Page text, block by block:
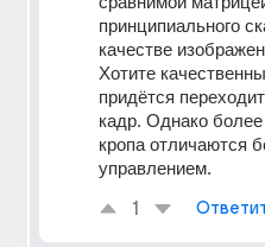
принципиального
качестве
Хотите
придётся
кадр. Однако
кропа отличаются
управлением.
1